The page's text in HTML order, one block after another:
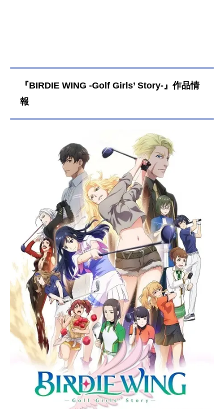
『BIRDIE WING -Golf Girls’ Story-』作品情
報